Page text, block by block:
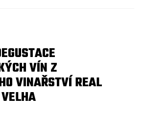
VÍN Z
VINAŘSTVÍ REAL